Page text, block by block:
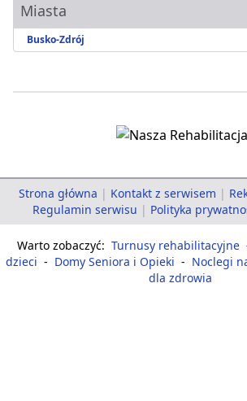
Miasta
Busko-Zdrój
Strona główna | Kontakt z serwisem |
Regulamin serwisu | Polityka
Warto zobaczyć: Turnusy rehabilitacyjne
dzieci - Domy Seniora i Opieki - Noclegi
dla zdrowia